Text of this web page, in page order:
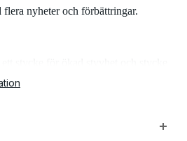
nyheter och förbättringar.